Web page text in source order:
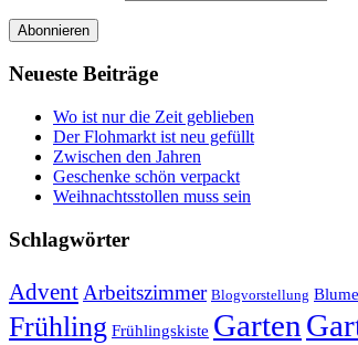
Abonnieren
Neueste Beiträge
Wo ist nur die Zeit geblieben
Der Flohmarkt ist neu gefüllt
Zwischen den Jahren
Geschenke schön verpackt
Weihnachtsstollen muss sein
Schlagwörter
AdventArbeitszimmer Blogvorstellung
Frühling Frühlingskiste Garten